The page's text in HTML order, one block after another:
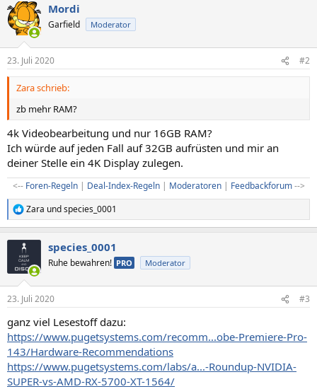
Mordi
Garfield Moderator
23. Juli 2020 #2
Zara schrieb:
zb mehr RAM?
4k Videobearbeitung und nur 16GB RAM?
Ich würde auf jeden Fall auf 32GB aufrüsten und mir an
deiner Stelle ein 4K Display zulegen.
<-- Foren-Regeln| Deal-Index-Regeln| Moderatoren| Feedbackforum-->​
R
e
e
:
Zara undspecies_0001
species_0001
Ruhe bewahren! PRO Moderator
23. Juli 2020 #3
ganz viel Lesestoff dazu:
https://www.pugetsystems.com/recomm...obe-Premiere-Pro-
143/Hardware-Recommendations
https://www.pugetsystems.com/labs/a...-Roundup-NVIDIA-
SUPER-vs-AMD-RX-5700-XT-1564/